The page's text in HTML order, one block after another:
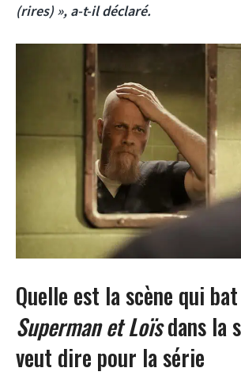
(rires) », a-t-il déclaré.
Quelle est la scène qui
Superman et Loïsdans la
veut dire pour la série